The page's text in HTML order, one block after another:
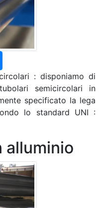
: disponiamo di
semicircolari in
specificato la lega
lo standard UNI :
alluminio